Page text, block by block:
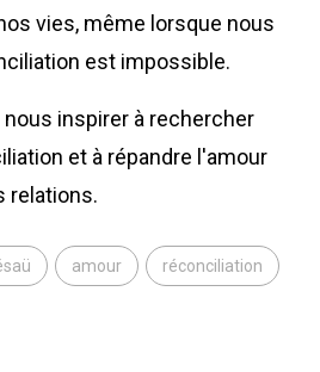
vies, même lorsque nous
est impossible.
inspirer à rechercher
et à répandre l'amour
relations.
amour réconciliation